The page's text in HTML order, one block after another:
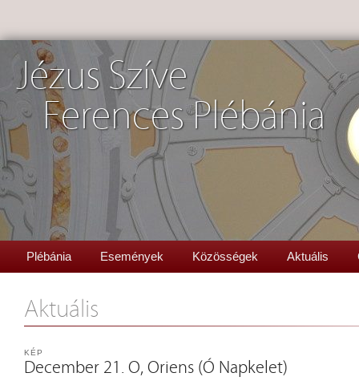
Jézus Szíve
Ferences Plébánia
Plébánia Események Közösségek Aktuális
Aktuális
December 21. O, Oriens (Ó Napkelet)
KÉP